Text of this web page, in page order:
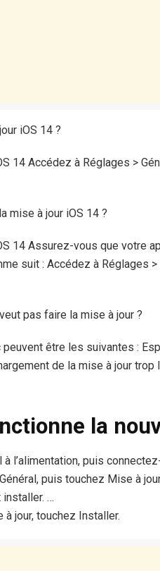
iOS 14 ?
14 Accédez à Réglages >
mise à jour iOS 14 ?
14 Assurez-vous que votre
suit : Accédez à Réglages
pas faire la mise à jour ?
être les suivantes :
de la mise à jour
la
l’alimentation, puis
puis touchez Mise à
installer. …
jour, touchez Installer.